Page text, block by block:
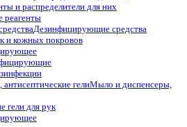
и распределители для них
реагенты
Дезинфицирующие средства
и кожных покровов
Мыло и диспенсеры,
гели для рук